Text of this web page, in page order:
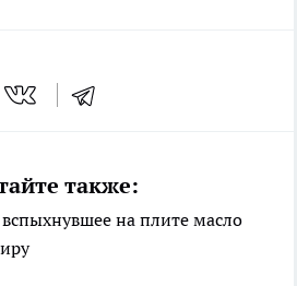
также:
на плите масло